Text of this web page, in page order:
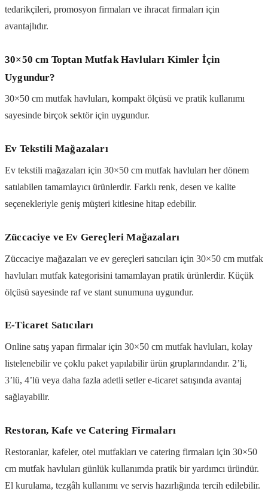
tedarikçileri, promosyon firmaları ve ihracat firmaları için
avantajlıdır.
30×50 cm Toptan Mutfak Havluları Kimler İçin
Uygundur?
30×50 cm mutfak havluları, kompakt ölçüsü ve pratik kullanımı
sayesinde birçok sektör için uygundur.
Ev Tekstili Mağazaları
Ev tekstili mağazaları için 30×50 cm mutfak havluları her dönem
satılabilen tamamlayıcı ürünlerdir. Farklı renk, desen ve kalite
seçenekleriyle geniş müşteri kitlesine hitap edebilir.
Züccaciye ve Ev Gereçleri Mağazaları
Züccaciye mağazaları ve ev gereçleri satıcıları için 30×50 cm mutfak
havluları mutfak kategorisini tamamlayan pratik ürünlerdir. Küçük
ölçüsü sayesinde raf ve stant sunumuna uygundur.
E-Ticaret Satıcıları
Online satış yapan firmalar için 30×50 cm mutfak havluları, kolay
listelenebilir ve çoklu paket yapılabilir ürün gruplarındandır. 2’li,
3’lü, 4’lü veya daha fazla adetli setler e-ticaret satışında avantaj
sağlayabilir.
Restoran, Kafe ve Catering Firmaları
Restoranlar, kafeler, otel mutfakları ve catering firmaları için 30×50
cm mutfak havluları günlük kullanımda pratik bir yardımcı üründür.
El kurulama, tezgâh kullanımı ve servis hazırlığında tercih edilebilir.